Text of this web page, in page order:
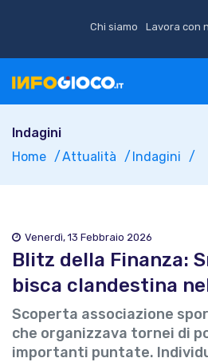
Chi siamo Lavora con
Indagini
Home
Attualità Indagini
Venerdì, 13 Febbraio 2026
Blitz della Finanza:
bisca clandestina
Scoperta associazione
che organizzava tornei di
importanti puntate.